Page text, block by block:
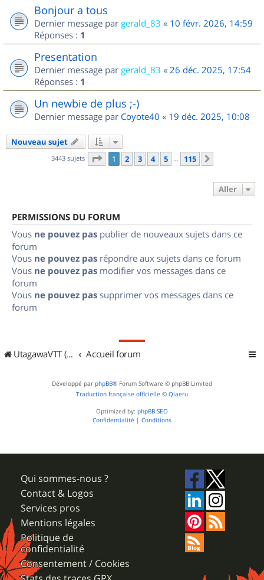
Bonjour a tous
Dernier message par gerald_83 « 10 févr. 2026, 14:59
Réponses : 1
Presentation
Dernier message par gerald_83 « 26 déc. 2025, 17:54
Réponses : 1
Un newbie de plus ;-)
Dernier message par Coyote40 « 19 déc. 2025, 10:08
Nouveau sujet
3443 sujets Page 1sur 115
1 2 3 4 5 … 115
Aller
PERMISSIONS DU FORUM
Vous ne pouvez pas publier de nouveaux sujets dans ce
forum
Vous ne pouvez pas répondre aux sujets dans ce forum
Vous ne pouvez pas modifier vos messages dans ce
forum
Vous ne pouvez pas supprimer vos messages dans ce
forum
UtagawaVTT (Randos VTT et VTTAE avec traces GPS) Accueil forum
Développé par phpBB® Forum Software © phpBB Limited
Traduction française officielle © Qiaeru
Optimized by: phpBB SEO
Confidentialité | Conditions
Qui sommes-nous ?
Contact & Logos
Services pros
Mentions légales
Politique de
confidentialité
Consentement / Cookies